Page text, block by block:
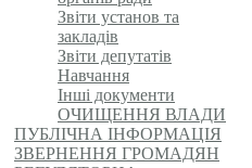
Звіти установ та
закладів
Звіти депутатів
Навчання
Інші документи
ОЧИЩЕННЯ ВЛАДИ
ПУБЛІЧНА ІНФОРМАЦІЯ
ЗВЕРНЕННЯ ГРОМАДЯН